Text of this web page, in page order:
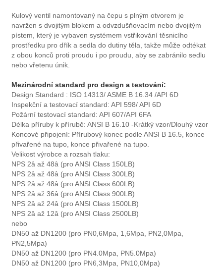
Kulový ventil namontovaný na čepu s plným otvorem je
navržen s dvojitým blokem a odvzdušňovacím nebo dvojitým
pístem, který je vybaven systémem vstřikování těsnicího
prostředku pro dřík a sedla do dutiny těla, takže může odtékat
z obou konců proti proudu i po proudu, aby se zabránilo sedlu
nebo vřetenu únik.
Mezinárodní standard pro design a testování:
Design Standard : ISO 14313/ ASME B 16.34 /API 6D
Inspekční a testovací standard: API 598/ API 6D
Požární testovací standard: API 607/API 6FA
Délka příruby k přírubě: ANSI B 16.10 -Krátký vzor/Dlouhý vzor
Koncové připojení: Přírubový konec podle ANSI B 16.5, konce
přivařené na tupo, konce přivařené na tupo.
Velikost výrobce a rozsah tlaku:
NPS 2â až 48â (pro ANSI Class 150LB)
NPS 2â až 48â (pro ANSI Class 300LB)
NPS 2â až 48â (pro ANSI Class 600LB)
NPS 2â až 36â (pro ANSI Class 900LB)
NPS 2â až 24â (pro ANSI Class 1500LB)
NPS 2â až 12â (pro ANSI Class 2500LB)
nebo
DN50 až DN1200 (pro PN0,6Mpa, 1,6Mpa, PN2,0Mpa,
PN2,5Mpa)
DN50 až DN1200 (pro PN4.0Mpa, PN5.0Mpa)
DN50 až DN1200 (pro PN6,3Mpa, PN10,0Mpa)